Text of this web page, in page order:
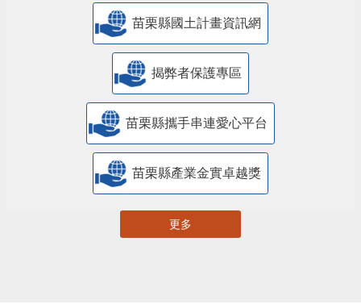
苗栗縣國土計畫資訊網
揭弊者保護專區
苗栗縣攜手串連愛心平台
苗栗縣產業金實卓越獎
更多